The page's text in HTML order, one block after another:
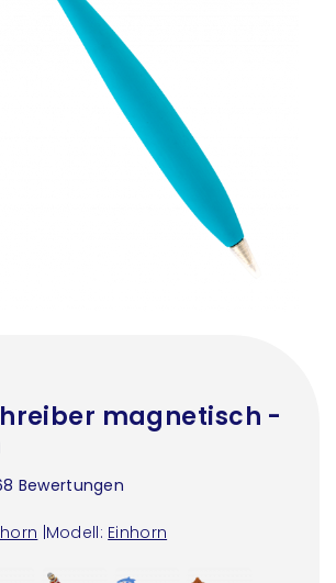
magnetisch -
Modell: Einhorn
Bewertungen